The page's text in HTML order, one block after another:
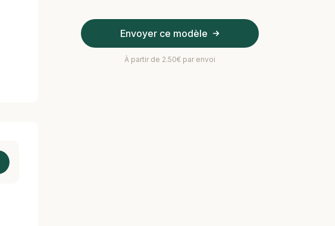
Envoyer ce modèle
À partir de 2.50€ par envoi